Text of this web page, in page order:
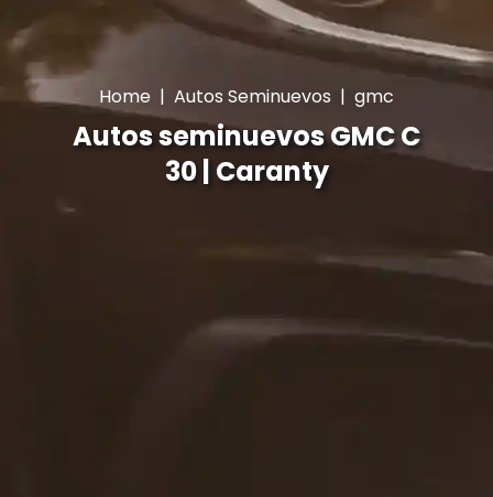
Home | Autos Seminuevos | gmc
Autos seminuevos GMC C
30 | Caranty